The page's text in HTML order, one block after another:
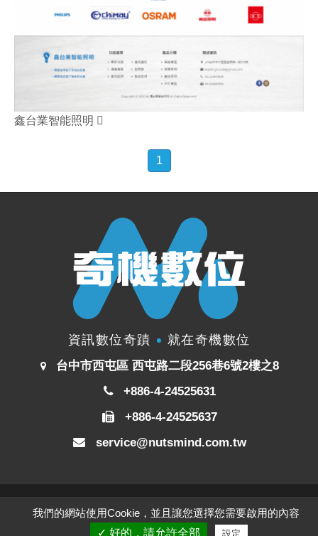
鑫台業智能照明
1
資訊數位奇蹟 就在奇機數位
台中市西屯區 西屯路二段256巷6號2樓之8
+886-4-24525631
+886-4-24525637
service@nutsmind.com.tw
©
奇機數位
ALL RIGHTS RESERVED.
我們的網站使用Cookie，並且讓您選擇您需要啟用的內容
✓ 好的，請允許全部
設定